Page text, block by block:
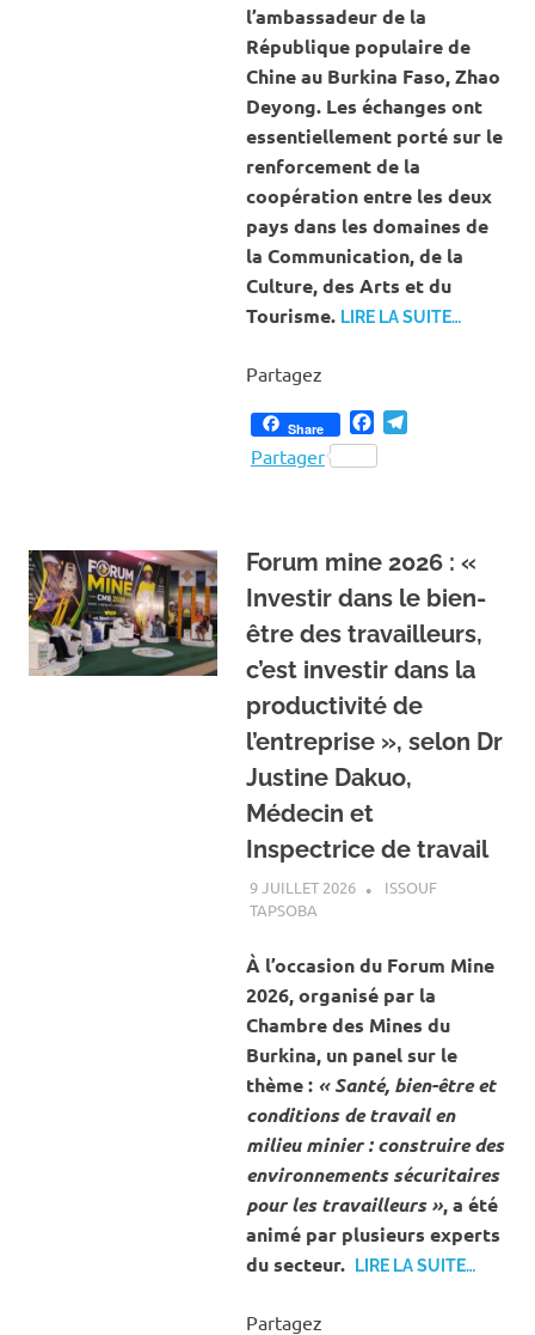
l’ambassadeur de la
République populaire de
Chine au Burkina Faso, Zhao
Deyong. Les échanges ont
essentiellement porté sur le
renforcement de la
coopération entre les deux
pays dans les domaines de
la Communication, de la
Culture, des Arts et du
Tourisme. LIRE LA SUITE…
Partagez
Share Facebook
Partager
Forum mine 2026 : «
Investir dans le bien-
être des travailleurs,
c’est investir dans la
productivité de
l’entreprise », selon Dr
Justine Dakuo,
Médecin et
Inspectrice de travail
9 JUILLET 2026
ISSOUF
TAPSOBA
À l’occasion du Forum Mine
2026, organisé par la
Chambre des Mines du
Burkina, un panel sur le
thème : « Santé, bien-être et
conditions de travail en
milieu minier : construire des
environnements sécuritaires
pour les travailleurs », a été
animé par plusieurs experts
du secteur.
LIRE LA SUITE…
Partagez